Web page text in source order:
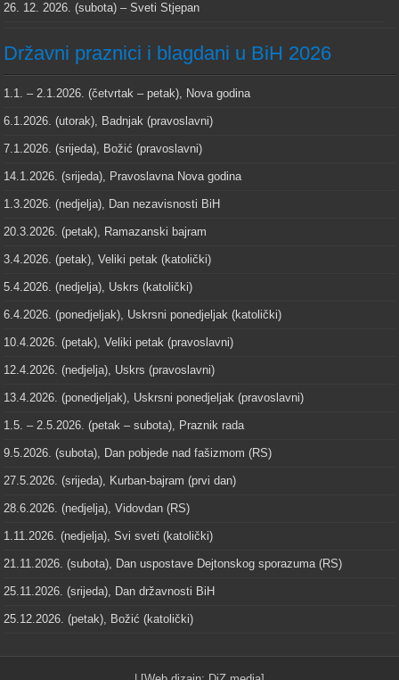
26. 12. 2026. (subota) – Sveti Stjepan
Državni praznici i blagdani u BiH 2026
1.1. – 2.1.2026. (četvrtak – petak), Nova godina
6.1.2026. (utorak), Badnjak (pravoslavni)
7.1.2026. (srijeda), Božić (pravoslavni)
14.1.2026. (srijeda), Pravoslavna Nova godina
1.3.2026. (nedjelja), Dan nezavisnosti BiH
20.3.2026. (petak), Ramazanski bajram
3.4.2026. (petak), Veliki petak (katolički)
5.4.2026. (nedjelja), Uskrs (katolički)
6.4.2026. (ponedjeljak), Uskrsni ponedjeljak (katolički)
10.4.2026. (petak), Veliki petak (pravoslavni)
12.4.2026. (nedjelja), Uskrs (pravoslavni)
13.4.2026. (ponedjeljak), Uskrsni ponedjeljak (pravoslavni)
1.5. – 2.5.2026. (petak – subota), Praznik rada
9.5.2026. (subota), Dan pobjede nad fašizmom (RS)
27.5.2026. (srijeda), Kurban-bajram (prvi dan)
28.6.2026. (nedjelja), Vidovdan (RS)
1.11.2026. (nedjelja), Svi sveti (katolički)
21.11.2026. (subota), Dan uspostave Dejtonskog sporazuma (RS)
25.11.2026. (srijeda), Dan državnosti BiH
25.12.2026. (petak), Božić (katolički)